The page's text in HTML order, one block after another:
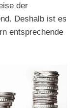
der
Deshalb ist es
entsprechende